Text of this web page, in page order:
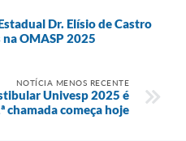
Dr. Elísio de Castro
OMASP 2025
NOTÍCIA MENOS RECENTE
Univesp 2025 é
chamada começa hoje